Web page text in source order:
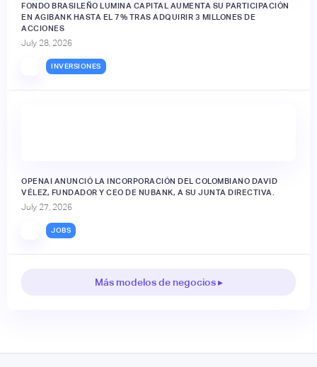
FONDO BRASILEÑO LUMINA CAPITAL AUMENTA SU PARTICIPACIÓN
EN AGIBANK HASTA EL 7% TRAS ADQUIRIR 3 MILLONES DE
ACCIONES
July 28, 2026
INVERSIONES
OPENAI ANUNCIÓ LA INCORPORACIÓN DEL COLOMBIANO DAVID
VÉLEZ, FUNDADOR Y CEO DE NUBANK, A SU JUNTA DIRECTIVA.
July 27, 2026
JOBS
Más modelos de negocios ▸